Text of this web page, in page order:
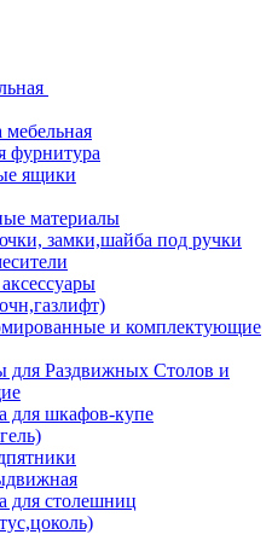
фурнитура
ящики
материалы
замки,шайба под ручки
и комплектующие
для Раздвижных Столов и
для шкафов-купе
для столешниц